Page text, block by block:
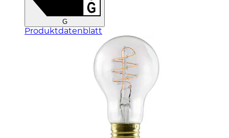
G
Produktdatenblatt